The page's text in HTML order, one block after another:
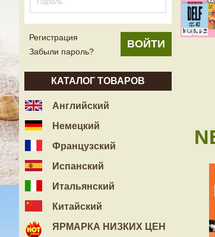
Регистрация
Забыли пароль?
КАТАЛОГ ТОВАРОВ
Английский
Немецкий
Французский
Испанский
Итальянский
Китайский
ЯРМАРКА НИЗКИХ ЦЕН